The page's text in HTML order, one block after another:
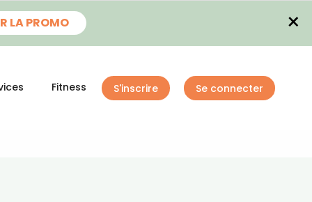
LA PROMO ×
Fitness S'inscrire Se connecter